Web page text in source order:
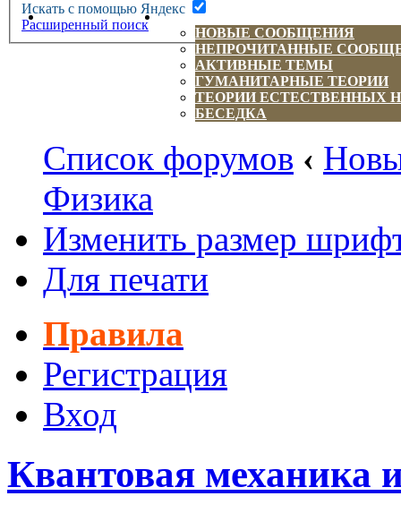
Искать с помощью Яндекс
Расширенный поиск
НОВАЯ ТЕОРИЯФОРУМ
НОВЫЕ СООБЩЕНИЯ
НЕПРОЧИТАННЫЕ
АКТИВНЫЕ ТЕМЫ
ГУМАНИТАРНЫЕ ТЕОРИИ
ТЕОРИИ ЕСТЕСТВЕННЫХ
БЕСЕДКА
Список форумов ‹
Физика
Изменить размер
Для печати
Правила
Регистрация
Вход
Квантовая механика